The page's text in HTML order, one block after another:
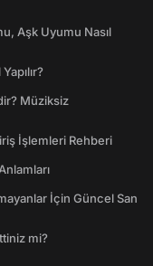
Aşk Uyumu Nasıl
Müziksiz
İşlemleri Rehberi
İçin Güncel San
mi?